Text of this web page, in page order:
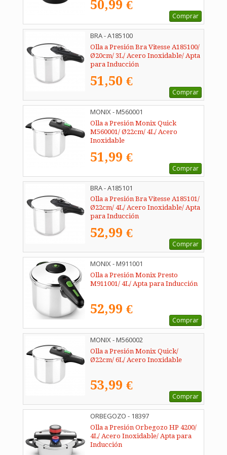
50,99 €
Comprar
BRA - A185100
Olla a Presión Bra Vitesse A185100/
Ø20cm/ 3L/ Acero Inoxidable/ Apta
para Inducción
51,50 €
Comprar
MONIX - M560001
Olla a Presión Monix Quick
M560001/ Ø22cm/ 4L/ Acero
Inoxidable
51,99 €
Comprar
BRA - A185101
Olla a Presión Bra Vitesse A185101/
Ø22cm/ 4L/ Acero Inoxidable/ Apta
para Inducción
52,99 €
Comprar
MONIX - M911001
Olla a Presión Monix Presto
M911001/ 4L/ Apta para Inducción
52,99 €
Comprar
MONIX - M560002
Olla a Presión Monix Quick/
Ø22cm/ 6L/ Acero Inoxidable
53,99 €
Comprar
ORBEGOZO - 18397
Olla a Presión Orbegozo HP 4200/
4L/ Acero Inoxidable/ Apta para
Inducción